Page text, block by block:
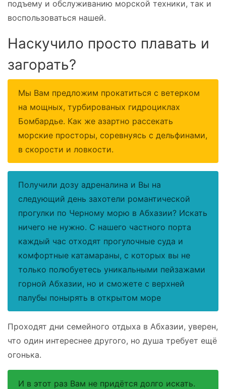
подъему и обслуживанию морской техники, так и
воспользоваться нашей.
Наскучило просто плавать и
загорать?
Мы Вам предложим прокатиться с ветерком
на мощных, турбированых гидроциклах
Бомбардье. Как же азартно рассекать
морские просторы, соревнуясь с дельфинами,
в скорости и ловкости.
Получили дозу адреналина и Вы на
следующий день захотели романтической
прогулки по Черному морю в Абхазии? Искать
ничего не нужно. С нашего частного порта
каждый час отходят прогулочные суда и
комфортные катамараны, с которых вы не
только полюбуетесь уникальными пейзажами
горной Абхазии, но и сможете с верхней
палубы понырять в открытом море
Проходят дни семейного отдыха в Абхазии, уверен,
что один интереснее другого, но душа требует ещё
огонька.
И в этот раз Вам не придётся долго искать.